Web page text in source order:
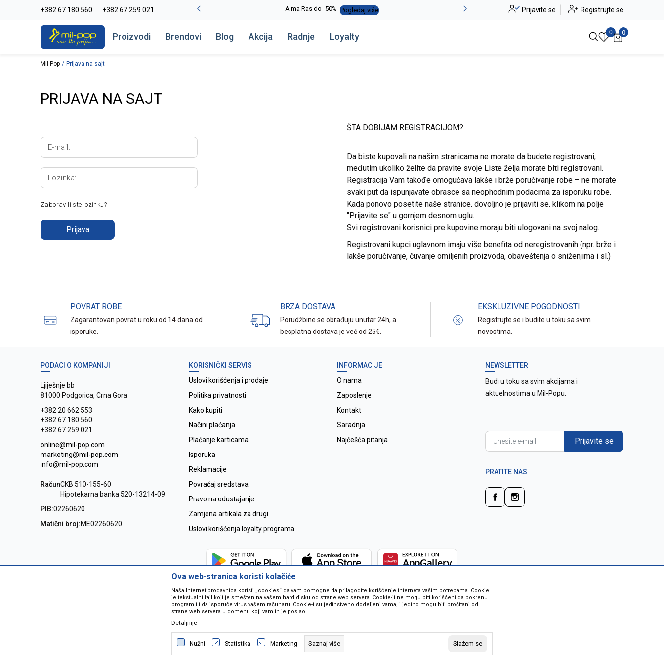
+382 67 180 560 +382 67 259 021
La Plage peškiri do -30% Pogledaj više Alma Ras do -50% Pogledaj više Novo u ponudi - Jadea Pogledaj više
Prijavite se Registrujte se
Proizvodi Brendovi Blog Akcija Radnje Loyalty 0 0
Mil Pop Prijava na sajt
PRIJAVA NA SAJT
E-mail:
Lozinka:
Zaboravili ste lozinku?
Prijava
ŠTA DOBIJAM REGISTRACIJOM?
Da biste kupovali na našim stranicama ne morate da budete registrovani,
međutim ukoliko želite da pravite svoje Liste želja morate biti registrovani.
Registracija Vam takođe omogućava lakše i brže poručivanje robe – ne morate
svaki put da ispunjavate obrasce sa neophodnim podacima za isporuku robe.
Kada ponovo posetite naše stranice, dovoljno je prijaviti se, klikom na polje
"Prijavite se" u gornjem desnom uglu.
Svi registrovani korisnici pre kupovine moraju biti ulogovani na svoj nalog.
Registrovani kupci uglavnom imaju više benefita od neregistrovanih (npr. brže i
lakše poručivanje, čuvanje omiljenih proizvoda, obaveštenja o sniženjima i sl.)
POVRAT ROBE
Zagarantovan povrat u roku od 14 dana od
isporuke.
BRZA DOSTAVA
Porudžbine se obrađuju unutar 24h, a
besplatna dostava je već od 25€.
EKSKLUZIVNE POGODNOSTI
Registrujte se i budite u toku sa svim
novostima.
PODACI O KOMPANIJI
Ljiješnje bb
81000 Podgorica, Crna Gora
+382 20 662 553
+382 67 180 560
+382 67 259 021
online@mil-pop.com
marketing@mil-pop.com
info@mil-pop.com
RačunCKB 510-155-60
Hipotekarna banka 520-13214-09
PIB:02260620
Matični broj:ME02260620
KORISNIČKI SERVIS
Uslovi korišćenja i prodaje
Politika privatnosti
Kako kupiti
Načini plaćanja
Plaćanje karticama
Isporuka
Reklamacije
Povraćaj sredstava
Pravo na odustajanje
Zamjena artikala za drugi
Uslovi korišćenja loyalty programa
INFORMACIJE
O nama
Zaposlenje
Kontakt
Saradnja
Najčešća pitanja
NEWSLETTER
Budi u toku sa svim akcijama i
aktuelnostima u Mil-Popu.
Prijavite se
PRATITE NAS
Nastojimo da budemo što precizniji u opisu proizvoda, prikazu slika i samih cijena ali ne možemo garantovati da su sve informacije kompletne i bez
grešaka. Svi artikli na sajtu su dio naše ponude i ne podrazumjeva se da su dostupni u svakom trenutku. Raspoloživost robe možete provjeriti besplatnim
pozivom na broj 067259021.
©2026www.mil-pop.com, IzradaNB SOFT. Sva prava zadržana.
Ova web-stranica koristi kolačiće
Naša Internet prodavnica koristi „cookies“ da vam pomogne da prilagodite korišćenje interneta vašim potrebama. Cookie
je tekstualni fajl koji je smešten na vašem hard disku od strane web servera. Cookie-ji ne mogu biti korišćeni da pokrenu
program ili da isporuče virus vašem računaru. Cookie-i su jedinstveno dodeljeni vama, i jedino mogu biti pročitani od
strane web servera u domenu koji vam ih je poslao.
Detaljnije
Nužni Statistika Marketing Saznaj više Slažem se